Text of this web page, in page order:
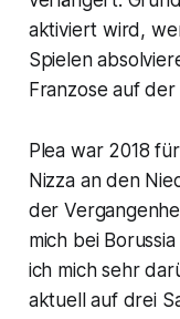
aktiviert wird,
Spielen
Franzose auf
Plea war 2018
Nizza an den
der
mich bei
ich mich sehr
aktuell auf drei